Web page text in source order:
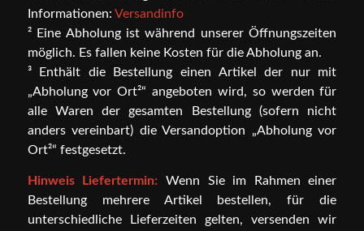
Informationen: Versandinfo
² Eine Abholung ist während unserer Öffnungszeiten
möglich. Es fallen keine Kosten für die Abholung an.
³ Enthält die Bestellung einen Artikel der nur mit
„Abholung vor Ort²“ angeboten wird, so werden für
alle Waren der gesamten Bestellung (sofern nicht
anders vereinbart) die Versandoption „Abholung vor
Ort²“ festgesetzt.
Hinweis Liefertermin: Wenn Sie im Rahmen einer
Bestellung mehrere Artikel bestellen, für die
unterschiedliche Lieferzeiten gelten, versenden wir